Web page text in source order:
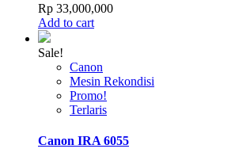
Rp 33,000,000
Add to cart
Sale!
Canon
Mesin Rekondisi
Promo!
Terlaris
Canon IRA 6055